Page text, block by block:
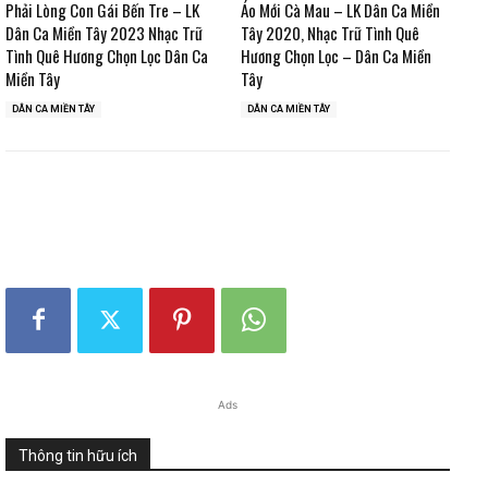
Phải Lòng Con Gái Bến Tre – LK
Dân Ca Miền Tây 2023 Nhạc Trữ
Tình Quê Hương Chọn Lọc Dân Ca
Miền Tây
DÂN CA MIỀN TÂY
Áo Mới Cà Mau – LK Dân Ca Miền
Tây 2020, Nhạc Trữ Tình Quê
Hương Chọn Lọc – Dân Ca Miền
Tây
DÂN CA MIỀN TÂY
Ads
Thông tin hữu ích